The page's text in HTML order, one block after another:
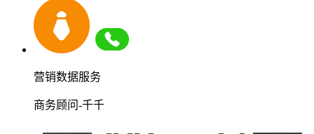
营销数据服务
商务顾问-千千